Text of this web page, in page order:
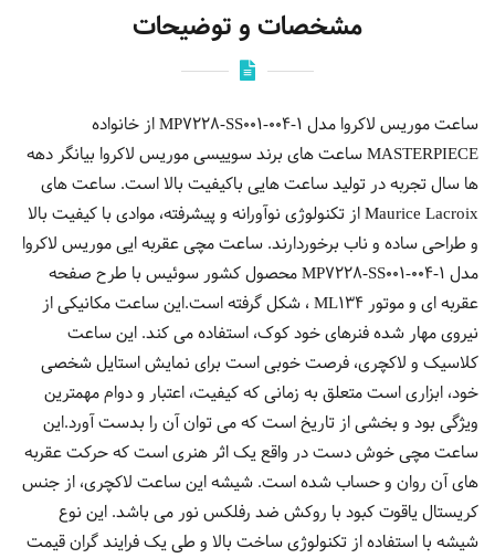
مشخصات و توضیحات
ساعت موریس لاکروا مدل MP7228-SS001-004-1 از خانواده
MASTERPIECE ساعت های برند سوییسی موریس لاکروا بیانگر دهه
ها سال تجربه در تولید ساعت هایی باکیفیت بالا است. ساعت های
Maurice Lacroix از تکنولوژی نوآورانه و پیشرفته، موادی با کیفیت بالا
و طراحی ساده و ناب برخوردارند. ساعت مچی عقربه ایی موریس لاكروا
مدل MP7228-SS001-004-1 محصول کشور سوئیس با طرح صفحه
عقربه ای و موتور ML134 ، شکل گرفته است.این ساعت مکانیکی از
نیروی مهار شده فنرهای خود کوک، استفاده می کند. این ساعت
کلاسیک و لاکچری، فرصت خوبی است برای نمایش استایل شخصی
خود، ابزاری است متعلق به زمانی که کیفیت، اعتبار و دوام مهمترین
ویژگی بود و بخشی از تاریخ است که می توان آن را بدست آورد.این
ساعت مچی خوش دست در واقع یک اثر هنری است که حرکت عقربه
های آن روان و حساب شده است. شیشه این ساعت لاکچری، از جنس
کریستال یاقوت کبود با روکش ضد رفلکس نور می باشد. این نوع
شیشه با استفاده از تکنولوژی ساخت بالا و طی یک فرایند گران قیمت